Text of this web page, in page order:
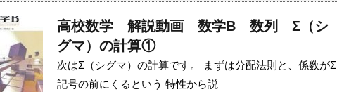
高校数学 解説動画 数学B 数列 Σ（シ
グマ）の計算①
次はΣ（シグマ）の計算です。 まずは分配法則と、係数がΣ
記号の前にくるという 特性から説